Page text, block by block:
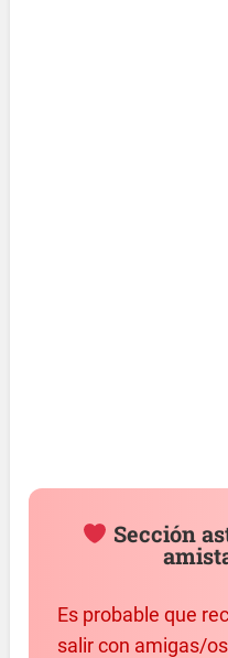
Sección
Es probable que
salir con amigas/